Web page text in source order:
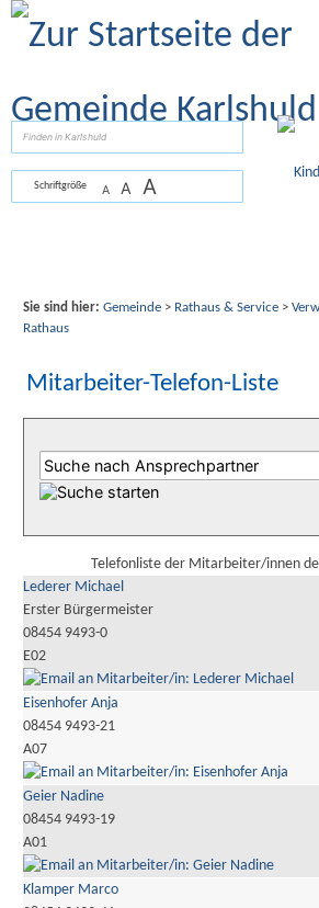
Zum Inhalt
Schriftgröße A A A
Sie sind hier: Gemeinde> Rathaus & Service>
Rathaus
Mitarbeiter-Telefon-Liste
Telefonliste der Mitarbeiter/innen
Lederer Michael
Erster Bürgermeister
08454 9493-0
E02
Eisenhofer Anja
08454 9493-21
A07
Geier Nadine
08454 9493-19
A01
Klamper Marco